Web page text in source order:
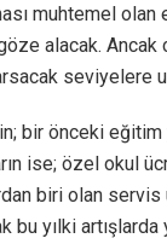
muhtemel olan
alacak.
seviyelere
bir önceki eğitim
ise; özel okul
biri olan servis
yılki artışlarda